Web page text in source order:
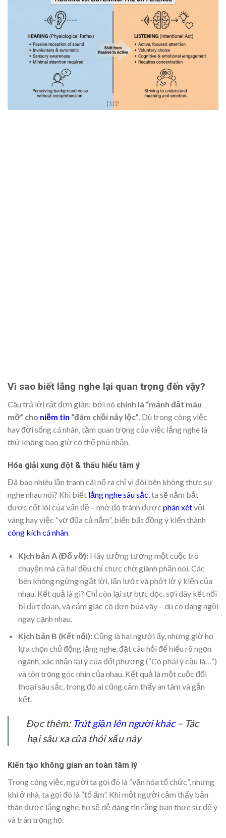
Vì sao biết lắng nghe lại quan trọng đến vậy?
Câu trả lời rất đơn giản: bởi nó chính là “mảnh đất màu
mỡ” cho niềm tin “đâm chồi nảy lộc”. Dù trong công việc
hay đời sống cá nhân, tầm quan trọng của việc lắng nghe là
thứ không bao giờ có thể phủ nhận.
Hóa giải xung đột & thấu hiểu tâm ý
Đã bao nhiêu lần tranh cãi nổ ra chỉ vì đôi bên không thực sự
nghe nhau nói? Khi biết lắng nghe sâu sắc, ta sẽ nắm bắt
được cốt lõi của vấn đề – nhờ đó tránh được phán xétvội
vàng hay việc “vơ đũa cả nắm”, biến bất đồng ý kiến thành
công kích cá nhân.
Kịch bản A (Đổ vỡ):Hãy tưởng tượng một cuộc trò
chuyện mà cả hai đều chỉ chực chờ giành phần nói. Các
bên không ngừng ngắt lời, lấn lướt và phớt lờ ý kiến của
nhau. Kết quả là gì? Chỉ còn lại sự bực dọc, sợi dây kết nối
bị đứt đoạn, và cảm giác cô đơn bủa vây – dù có đang ngồi
ngay cạnh nhau.
Kịch bản B (Kết nối):Cũng là hai người ấy, nhưng giờ họ
lựa chọn chủ động lắng nghe, đặt câu hỏi để hiểu rõ ngọn
ngành, xác nhận lại ý của đối phương (“Có phải ý cậu là…”)
và tôn trọng góc nhìn của nhau. Kết quả là một cuộc đối
thoại sâu sắc, trong đó ai cũng cảm thấy an tâm và gắn
kết.
Đọc thêm: Trút giận lên người khác– Tác
hại sâu xa của thói xấu này
Kiến tạo không gian an toàn tâm lý
Trong công việc, người ta gọi đó là “văn hóa tổ chức”, nhưng
khi ở nhà, ta gọi đó là “tổ ấm”. Khi một người cảm thấy bản
thân được lắng nghe, họ sẽ dễ dàng tin rằng bạn thực sự để ý
và trân trọng họ.